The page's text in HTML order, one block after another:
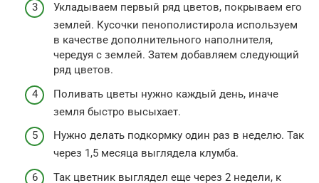
Укладываем первый ряд цветов, покрываем его
землей. Кусочки пенополистирола используем
в качестве дополнительного наполнителя,
чередуя с землей. Затем добавляем следующий
ряд цветов.
Поливать цветы нужно каждый день, иначе
земля быстро высыхает.
Нужно делать подкормку один раз в неделю. Так
через 1,5 месяца выглядела клумба.
Так цветник выглядел еще через 2 недели, к